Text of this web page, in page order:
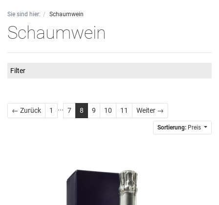
Sie sind hier: Schaumwein
Schaumwein
Filter
← ZurückZurück
1 ... 7 8 9 10 11 Weiter →
Sortierung: Preis